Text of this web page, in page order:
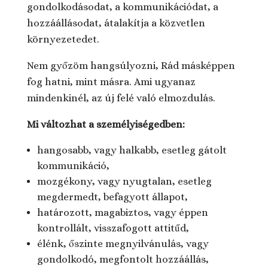
gondolkodásodat, a kommunikációdat, a
hozzáállásodat, átalakítja a közvetlen
környezetedet.
Nem győzöm hangsúlyozni, Rád másképpen
fog hatni, mint másra. Ami ugyanaz
mindenkinél, az új felé való elmozdulás.
Mi változhat a személyiségedben:
hangosabb, vagy halkabb, esetleg gátolt
kommunikáció,
mozgékony, vagy nyugtalan, esetleg
megdermedt, befagyott állapot,
határozott, magabiztos, vagy éppen
kontrollált, visszafogott attitűd,
élénk, őszinte megnyilvánulás, vagy
gondolkodó, megfontolt hozzáállás,